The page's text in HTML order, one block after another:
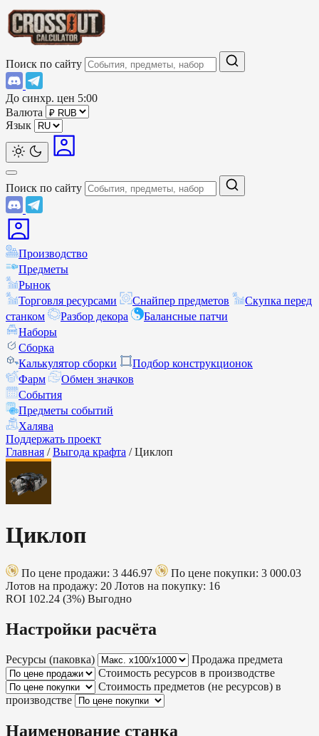
Поиск по сайту
До синхр. цен 5:00
Валюта
Язык
Поиск по сайту
Производство
Предметы
Рынок
Торговля ресурсами
Снайпер предметов
Скупка перед
станком
Разбор декора
Балансные патчи
Наборы
Сборка
Калькулятор сборки
Подбор конструкционок
Фарм
Обмен значков
События
Предметы событий
Халява
Поддержать проект
Главная / Выгода крафта / Циклоп
Циклоп
По цене продажи: 3 446.97
По цене покупки: 3 000.03
Лотов на продажу: 20 Лотов на покупку: 16
ROI 102.24 (3%) Выгодно
Настройки расчёта
Ресурсы (паковка)
Продажа предмета
Стоимость ресурсов в производстве
Стоимость предметов (не ресурсов) в
производстве
Наименование станка